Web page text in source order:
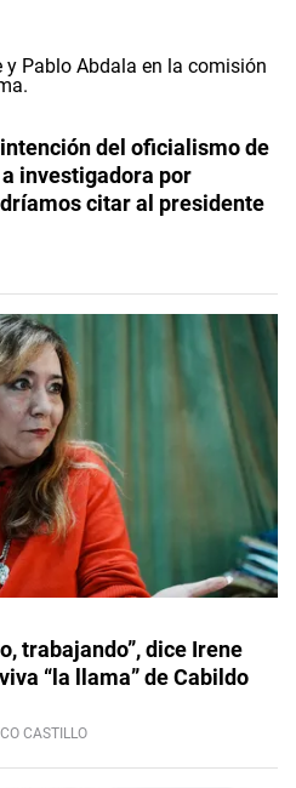
del oficialismo de
investigadora por
citar al presidente
trabajando”, dice Irene
“la llama” de Cabildo
CASTILLO